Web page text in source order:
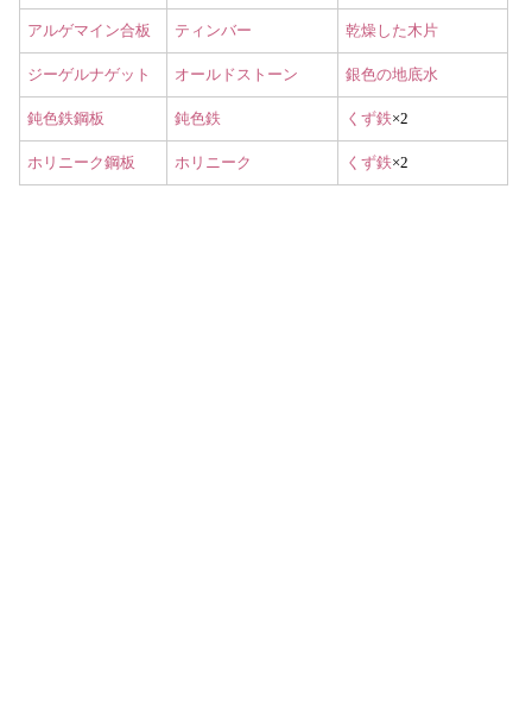
アルゲマイン合板 ティンバー 乾燥した木片
ジーゲルナゲット オールドストーン 銀色の地底水
鈍色鉄鋼板 鈍色鉄 くず鉄×2
ホリニーク鋼板 ホリニーク くず鉄×2